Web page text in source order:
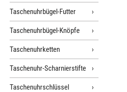
Taschenuhrbügel-Futter
Taschenuhrbügel-Knöpfe
Taschenuhrketten
Taschenuhr-Scharnierstifte
Taschenuhrschlüssel